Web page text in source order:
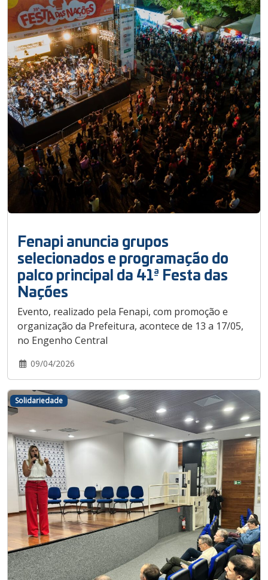
Fenapi anuncia grupos
selecionados e programação do
palco principal da 41ª Festa das
Nações
Evento, realizado pela Fenapi, com promoção e
organização da Prefeitura, acontece de 13 a 17/05,
no Engenho Central
09/04/2026
Solidariedade